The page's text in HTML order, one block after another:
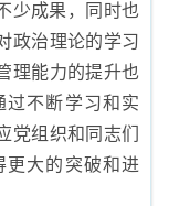
少成果，同时也
政治理论的学习
理能力的提升也
过不断学习和实
党组织和同志们
更大的突破和进